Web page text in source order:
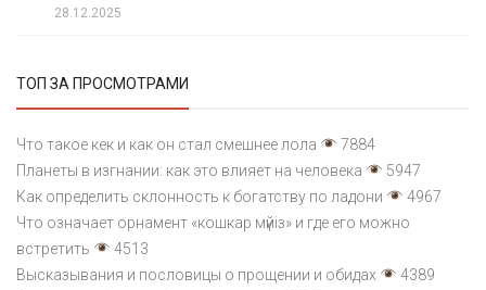
28.12.2025
ТОП ЗА ПРОСМОТРАМИ
Что такое кек и как он стал смешнее лола
7884
Планеты в изгнании: как это влияет на человека
5947
Как определить склонность к богатству по ладони
4967
Что означает орнамент «кошкар мүйіз» и где его можно
встретить
4513
Высказывания и пословицы о прощении и обидах
4389